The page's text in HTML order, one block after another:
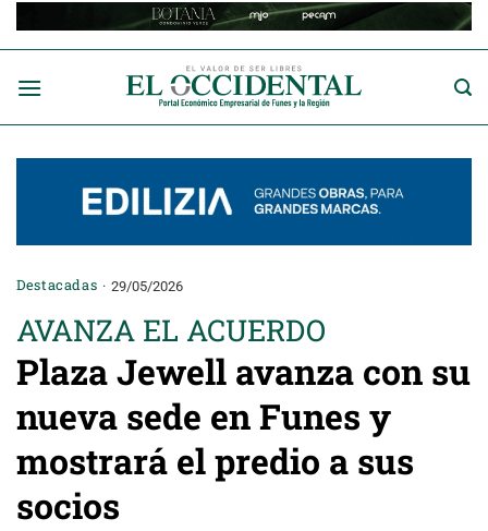
Destacadas 29/05/2026
AVANZA EL ACUERDO
Plaza Jewell avanza con su
nueva sede en Funes y
mostrará el predio a sus
socios